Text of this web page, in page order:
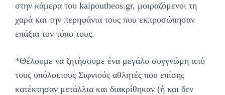
στην κάμερα του kaipoutheos.gr, μοιραζόμενοι τη
χαρά και την περηφάνια τους που εκπροσώπησαν
επάξια τον τόπο τους.
*Θέλουμε να ζητήσουμε ένα μεγάλο συγγνώμη από
τους υπόλοιπους Σιφνιούς αθλητές που επίσης
κατέκτησαν μετάλλια και διακρίθηκαν (ή και δεν